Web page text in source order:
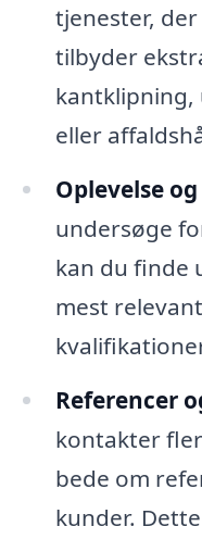
tjenester,
tilbyder
eller
Oplevelse
undersøge
kan du finde
mest
Referencer
kontakter
bede om
kunder.